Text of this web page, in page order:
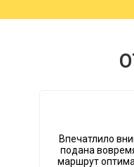
Впечатлило
подана
маршрут